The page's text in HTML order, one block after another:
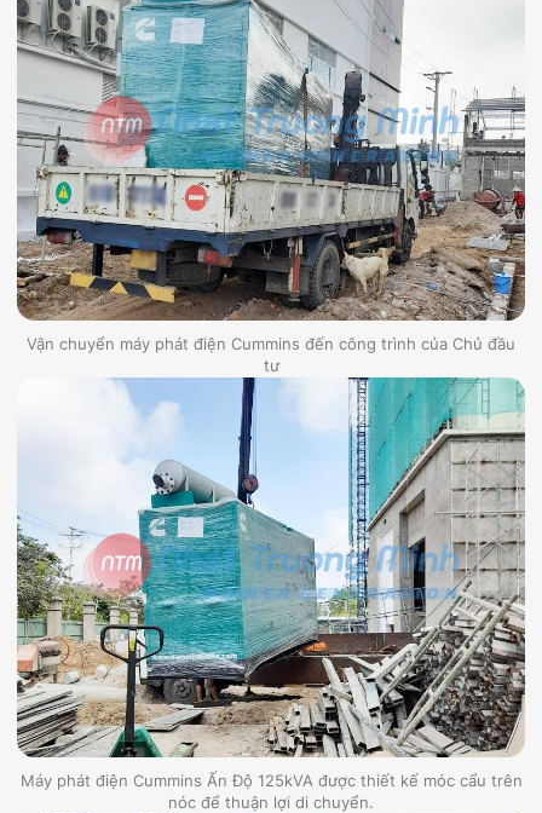
Vận chuyển máy phát điện Cummins đến công trình của Chủ đầu
tư
Máy phát điện Cummins Ấn Độ 125kVA được thiết kế móc cẩu trên
nóc để thuận lợi di chuyển.